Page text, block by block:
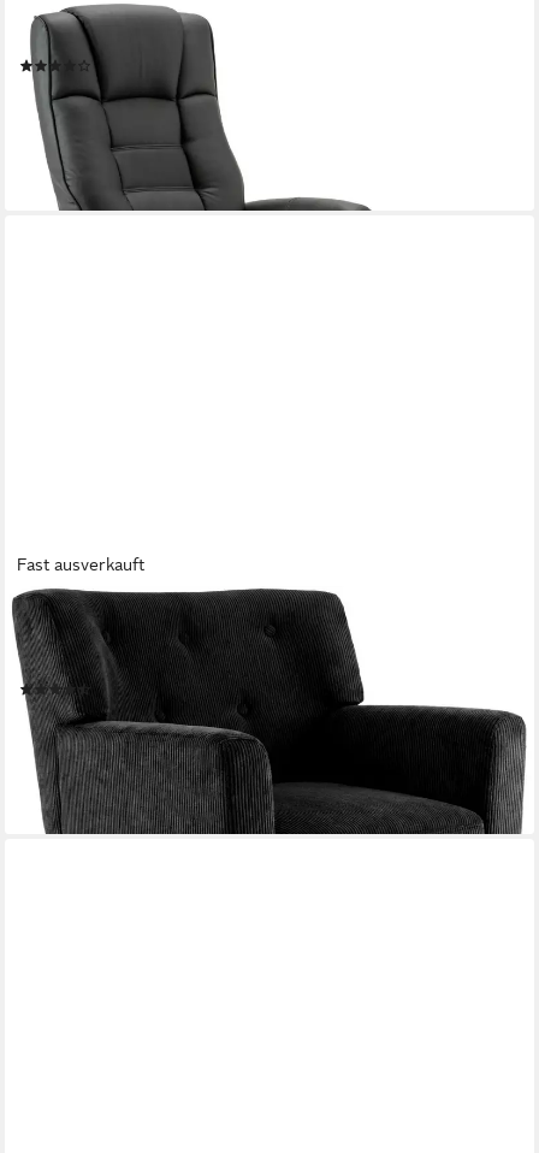
TV-Sessel M Relaxsessel mit Hocker Fernsehsessel 9019 (M
Relaxsessel mit Hocker), mit Relaxfunktion
(68)
229,99 € UVP 249,99 €
-8%
lieferbar - in 3-4 Werktagen bei dir
Fast ausverkauft
CLP
Loungesessel Kioni (1er), Cordbezug, Kautschukholz, bis 150 kg
belastbar
(17)
169,90 € UVP 192,90 €
-12%
lieferbar - in 3-4 Werktagen bei dir
+2